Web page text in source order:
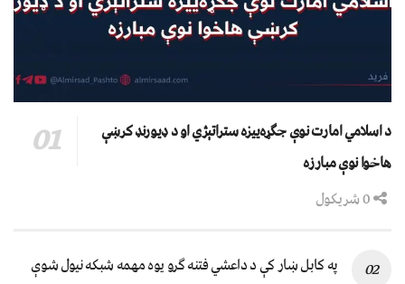
د اسلامي امارت نوې جګړه‌ییزه ستراتېژي او د ډیورنډ کرښې
هاخوا نوې مبارزه
په کابل ښار کې د داعشي فتنه ګرو يوه مهمه شبکه نيول شوې